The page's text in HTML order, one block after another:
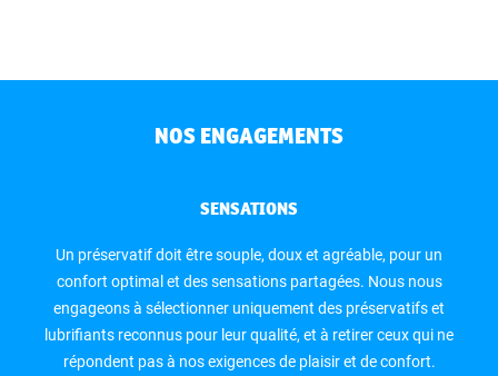
NOS ENGAGEMENTS
SENSATIONS
Un préservatif doit être souple, doux et agréable, pour un
confort optimal et des sensations partagées. Nous nous
engageons à sélectionner uniquement des préservatifs et
lubrifiants reconnus pour leur qualité, et à retirer ceux qui ne
répondent pas à nos exigences de plaisir et de confort.